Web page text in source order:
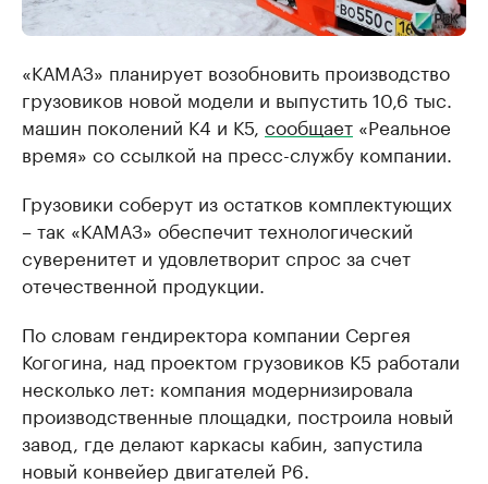
«КАМАЗ» планирует возобновить производство
грузовиков новой модели и выпустить 10,6 тыс.
машин поколений К4 и К5, сообщает «Реальное
время» со ссылкой на пресс-службу компании.
Грузовики соберут из остатков комплектующих
– так «КАМАЗ» обеспечит технологический
суверенитет и удовлетворит спрос за счет
отечественной продукции.
По словам гендиректора компании Сергея
Когогина, над проектом грузовиков К5 работали
несколько лет: компания модернизировала
производственные площадки, построила новый
завод, где делают каркасы кабин, запустила
новый конвейер двигателей Р6.